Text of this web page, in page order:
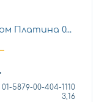
Платина 0...
01-5879-00-404-1110
3,16